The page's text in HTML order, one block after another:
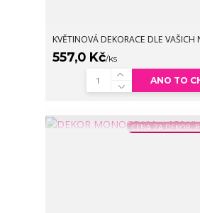
KVĚTINOVÁ DEKORACE DLE VAŠICH
557,0 Kč/ks
ANO TO
CENA ZA DEKOR,